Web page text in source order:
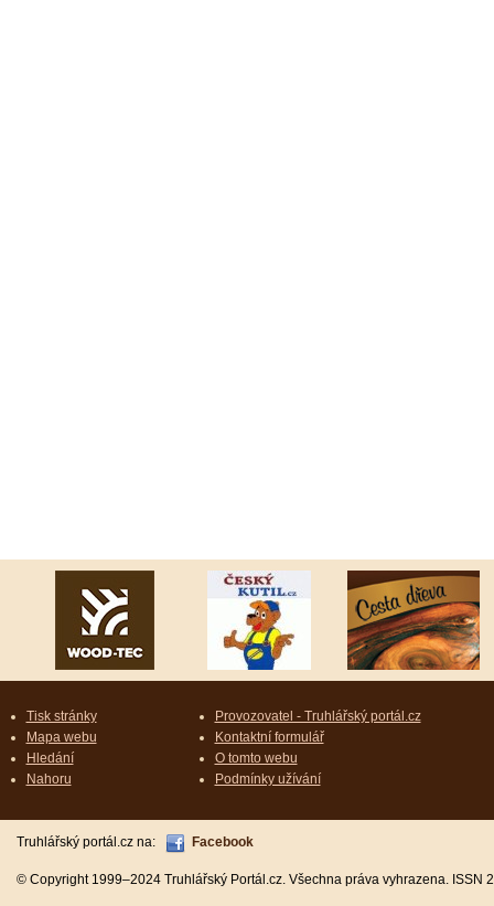
Tisk stránky
Mapa webu
Hledání
Nahoru
Provozovatel - Truhlářský portál.cz
Kontaktní formulář
O tomto webu
Podmínky užívání
Truhlářský portál.cz na: Facebook
© Copyright 1999–2024 Truhlářský Portál.cz. Všechna práva vyhrazena.